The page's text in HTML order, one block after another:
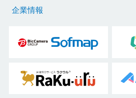
企業情報